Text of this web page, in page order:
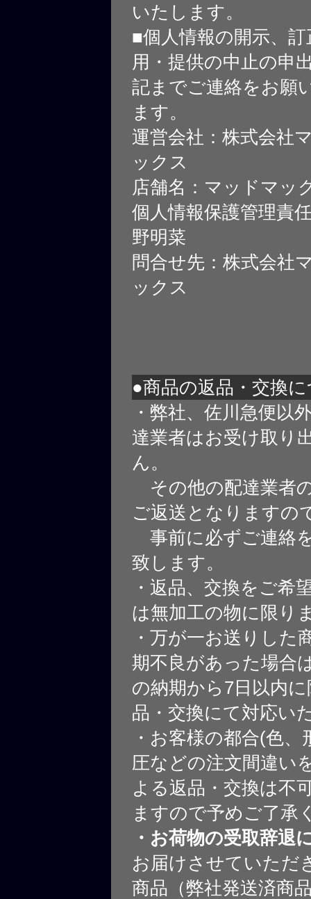
いたします。
■個人情報の開示、
用・提供の中止の申
記までご連絡をお願
ます。
運営会社：株式会社
ックス
店舗名：マッドマッ
個人情報保護管理責
野明菜
問合せ先：株式会社
ックス
●商品の返品・交換
・弊社、佐川急便以
達業者はお受け取り
ん。
その他の配達業者
ご返送となりますの
事前に必ずご連絡
致します。
・返品、交換をご希
は無加工の物に限り
・万が一お送りした
期不良があった場合
の納期から7日以内
品・交換にて対応い
・お客様の都合(色、
圧などの注文間違い
よる返品・交換は不
ますので予めご了承
・お荷物の受取辞退
お届けさせていただ
商品（弊社発送済商